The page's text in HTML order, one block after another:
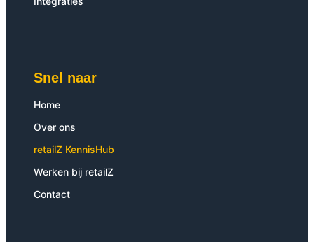
Snel naar
Home
Over ons
retailZ KennisHub
Werken bij retailZ
Contact